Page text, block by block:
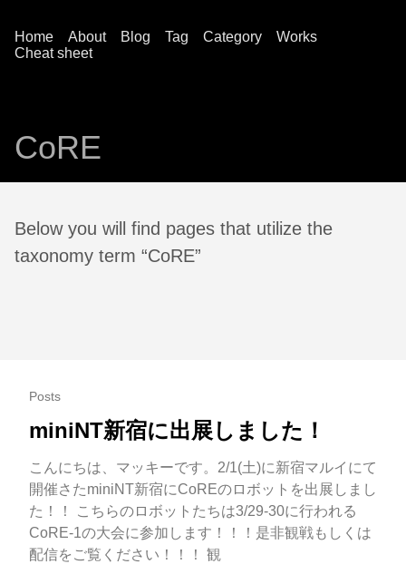
Home About Blog Tag Category
Works
Cheat sheet
CoRE
Below you will find pages that utilize the
taxonomy term “CoRE”
Posts
miniNT新宿に出展しました！
こんにちは、マッキーです。2/1(土)に新宿マルイにて
開催さたminiNT新宿にCoREのロボットを出展しまし
た！！ こちらのロボットたちは3/29-30に行われる
CoRE-1の大会に参加します！！！是非観戦もしくは
配信をご覧ください！！！ 観